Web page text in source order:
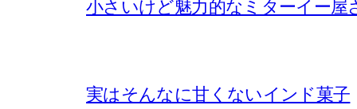
小さいけど魅力的なミターイー屋
実はそんなに甘くないインド菓子